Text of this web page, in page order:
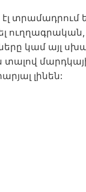
էլ
կամ այլ
տալով
լինեն: